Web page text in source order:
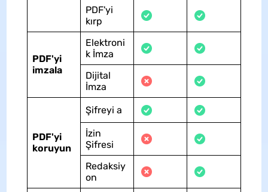
PDF'yi
kırp
PDF'yi
imzala
Elektroni
k İmza
Dijital
İmza
PDF'yi
koruyun
Şifreyi a
İzin
Şifresi
Redaksiy
on